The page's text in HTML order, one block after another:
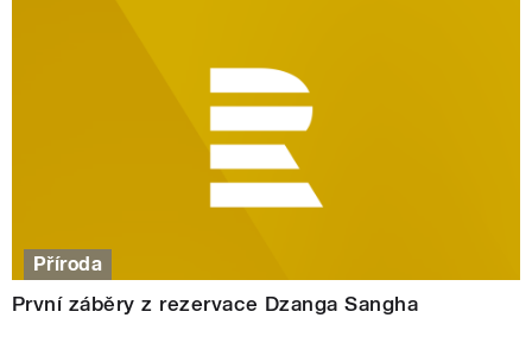
Příroda
První záběry z rezervace Dzanga Sangha